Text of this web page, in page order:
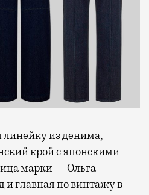
линейку из денима,
крой с японскими
марки — Ольга
и главная по винтажу в